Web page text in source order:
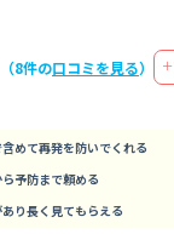
（8件の口コミを見る） ＋
めて再発を防いでくれる
予防まで頼める
り長く見てもらえる